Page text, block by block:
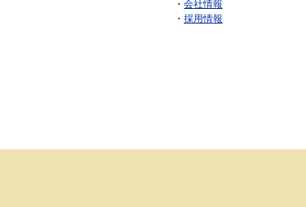
・ 会社情報
・ 採用情報